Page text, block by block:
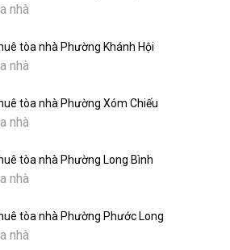
nhà
tòa nhà Phường Khánh Hội
nhà
tòa nhà Phường Xóm Chiếu
nhà
tòa nhà Phường Long Bình
nhà
tòa nhà Phường Phước Long
nhà